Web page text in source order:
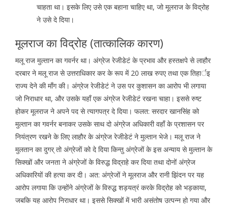
चाहता था। इसके लिए उसे एक बहाना चाहिए था, जो मूलराज के विद्रोह
ने उसे दे दिया।
मूलराज का विद्रोह (तात्कालिक कारण)
मलू राज मुल्तान का गवर्नर था। अंग्रेज रेजीडेटं के प्रभाव और हस्तक्षपे से लाहौर
दरबार ने मलू राज से उत्तराधिकार कर के रूप में 20 लाख रुपए तथा एक तिहार्इ
राज्य देने की माँग की। अंग्रेज रेजीडेटं ने उस पर कुशासन का आरोप भी लगाया
जो निराधार था, और उसके यहाँ एक अंग्रेज रेजीडेटं रखना चाहा। इससे रुष्ट
होकर मूलराज ने अपने पद से त्यागपत्र दे दिया। फलत: सरदार खानसिंह को
मुल्तान का गवर्नर बनाकर उसके साथ दो अंग्रेज अधिकारी वहाँ के प्रशासन पर
नियंत्रण रखने के लिए लाहौर के अंग्रेज रेजीडेटं ने मुल्तान भेजे। मलू राज ने
मुलतान का दुगर् तो अंग्रेजों को दे दिया किन्तु अंग्रेजों के इस अन्याय से मुल्तान के
सिक्खों और जनता ने अंग्रेजों के विरुद्ध विद्राहे कर दिया तथा दोनों अंग्रेज
अधिकारियों की हत्या कर दी। अत: अंग्रेजों ने मूलराज और रानी झिंदन पर यह
आरोप लगाया कि उन्होंने अंग्रेजों के विरुद्ध शड़यत्रं करके विद्रोह को भड़काया,
जबकि यह आरोप निराधार था। इससे सिक्खों में भारी असंतोष उत्पन्न हो गया और